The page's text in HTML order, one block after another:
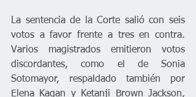
La sentencia de la Corte salió con seis
votos a favor frente a tres en contra.
Varios magistrados emitieron votos
discordantes, como el de Sonia
Sotomayor, respaldado también por
Elena Kagan y Ketanji Brown Jackson,